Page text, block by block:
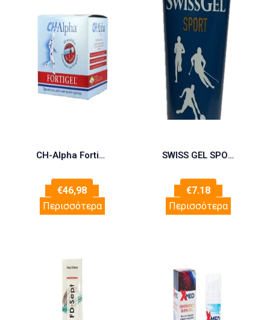
CH-Alpha Fortigel υδρολυμένο πόσιμο κολλαγόνο 30 Vials x 25ml
€46,98
Περισσότερα
SWISS GEL SPORT COOLING ΣΩΛΗΝΑΡΙΟ 100ml
€7.18
Περισσότερα